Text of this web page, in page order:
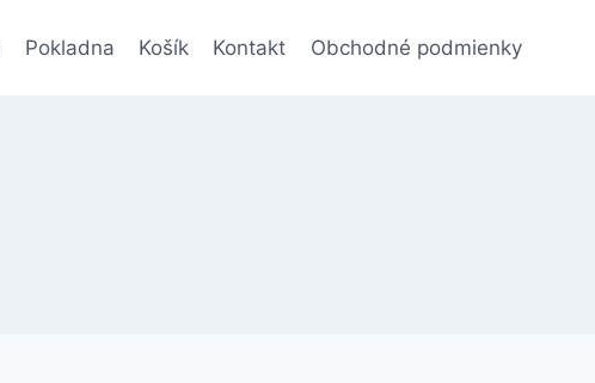
Pokladna Košík Kontakt Obchodné podmienky